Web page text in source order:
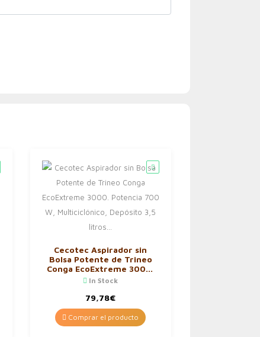
Cecotec Aspirador sin
Bolsa Potente de Trineo
Conga EcoExtreme 3000.
Potencia 700 W,
litros…
In Stock
79,78€
Comprar el producto